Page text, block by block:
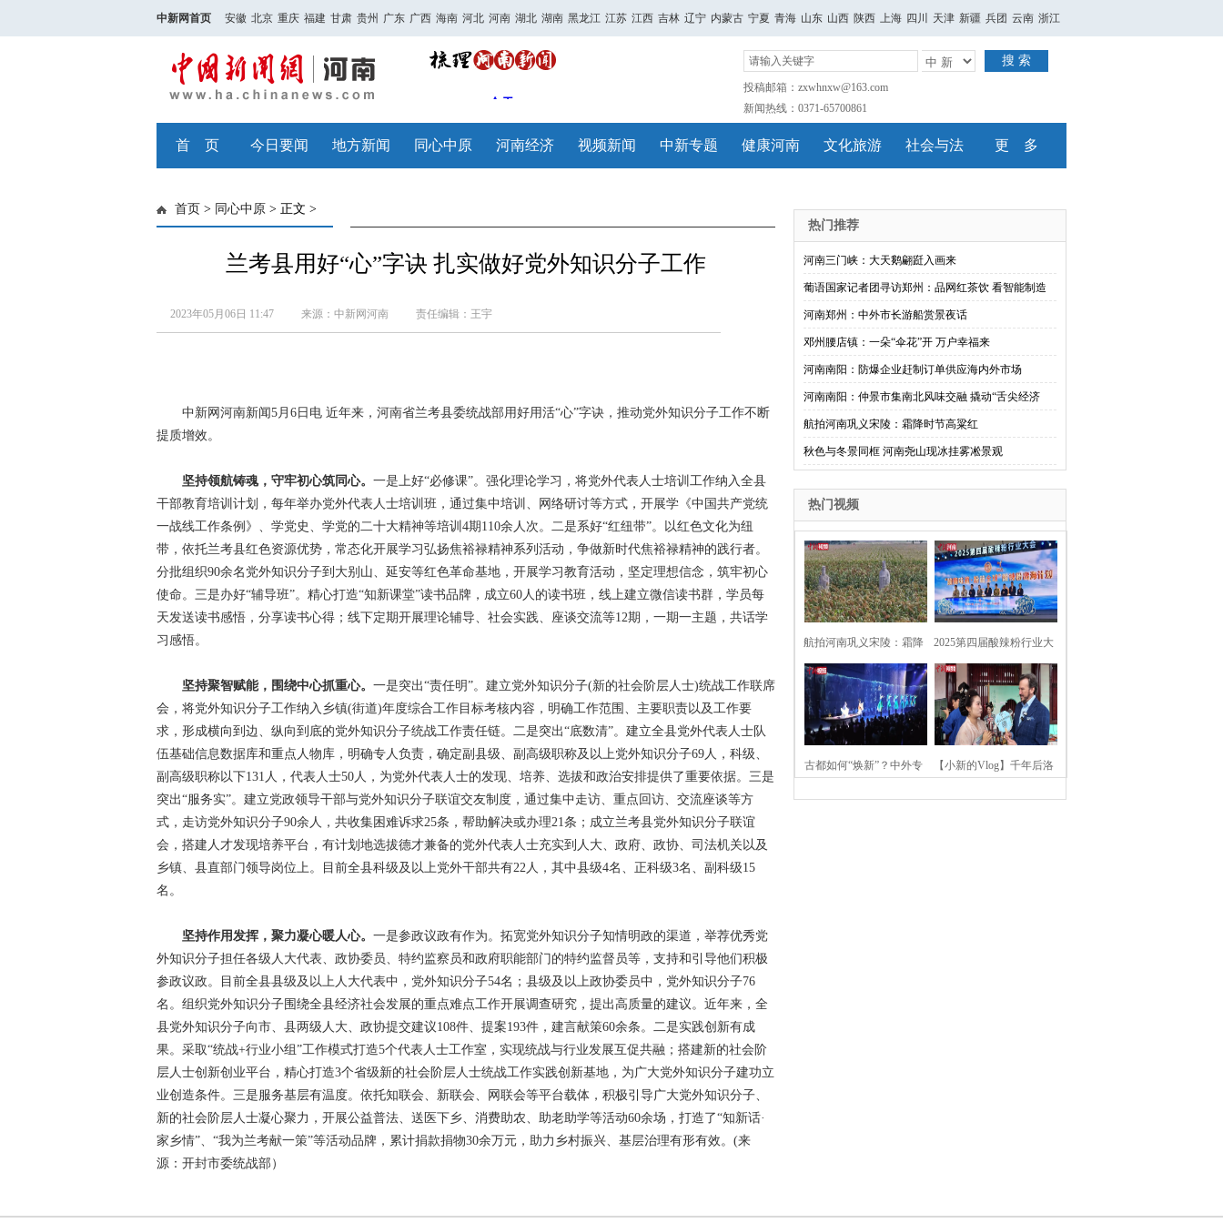
中新网首页 安徽 北京 重庆 福建 甘肃 贵州 广东 广西 海南 河北 河南 湖北 湖南 黑龙江 江苏 江西 吉林 辽宁 内蒙古 宁夏 青海 山东 山西 陕西 上海 四川 天津 新疆 兵团 云南 浙江
搜 索
投稿邮箱：zxwhnxw@163.com
新闻热线：0371-65700861
首 页 今日要闻 地方新闻 同心中原 河南经济 视频新闻 中新专题 健康河南 文化旅游 社会与法 更 多
首页 > 同心中原 > 正文 >
兰考县用好“心”字诀 扎实做好党外知识分子工作
2023年05月06日 11:47 来源：中新网河南 责任编辑：王宇
中新网河南新闻5月6日电 近年来，河南省兰考县委统战部用好用活“心”字诀，推动党外知识分子工作不断
提质增效。
坚持领航铸魂，守牢初心筑同心。 一是上好“必修课”。强化理论学习，将党外代表人士培训工作纳入全县
干部教育培训计划，每年举办党外代表人士培训班，通过集中培训、网络研讨等方式，开展学《中国共产党统
一战线工作条例》、学党史、学党的二十大精神等培训4期110余人次。二是系好“红纽带”。以红色文化为纽
带，依托兰考县红色资源优势，常态化开展学习弘扬焦裕禄精神系列活动，争做新时代焦裕禄精神的践行者。
分批组织90余名党外知识分子到大别山、延安等红色革命基地，开展学习教育活动，坚定理想信念，筑牢初心
使命。三是办好“辅导班”。精心打造“知新课堂”读书品牌，成立60人的读书班，线上建立微信读书群，学员每
天发送读书感悟，分享读书心得；线下定期开展理论辅导、社会实践、座谈交流等12期，一期一主题，共话学
习感悟。
坚持聚智赋能，围绕中心抓重心。 一是突出“责任明”。建立党外知识分子(新的社会阶层人士)统战工作联席
会，将党外知识分子工作纳入乡镇(街道)年度综合工作目标考核内容，明确工作范围、主要职责以及工作要
求，形成横向到边、纵向到底的党外知识分子统战工作责任链。二是突出“底数清”。建立全县党外代表人士队
伍基础信息数据库和重点人物库，明确专人负责，确定副县级、副高级职称及以上党外知识分子69人，科级、
副高级职称以下131人，代表人士50人，为党外代表人士的发现、培养、选拔和政治安排提供了重要依据。三是
突出“服务实”。建立党政领导干部与党外知识分子联谊交友制度，通过集中走访、重点回访、交流座谈等方
式，走访党外知识分子90余人，共收集困难诉求25条，帮助解决或办理21条；成立兰考县党外知识分子联谊
会，搭建人才发现培养平台，有计划地选拔德才兼备的党外代表人士充实到人大、政府、政协、司法机关以及
乡镇、县直部门领导岗位上。目前全县科级及以上党外干部共有22人，其中县级4名、正科级3名、副科级15
名。
坚持作用发挥，聚力凝心暖人心。 一是参政议政有作为。拓宽党外知识分子知情明政的渠道，举荐优秀党
外知识分子担任各级人大代表、政协委员、特约监察员和政府职能部门的特约监督员等，支持和引导他们积极
参政议政。目前全县县级及以上人大代表中，党外知识分子54名；县级及以上政协委员中，党外知识分子76
名。组织党外知识分子围绕全县经济社会发展的重点难点工作开展调查研究，提出高质量的建议。近年来，全
县党外知识分子向市、县两级人大、政协提交建议108件、提案193件，建言献策60余条。二是实践创新有成
果。采取“统战+行业小组”工作模式打造5个代表人士工作室，实现统战与行业发展互促共融；搭建新的社会阶
层人士创新创业平台，精心打造3个省级新的社会阶层人士统战工作实践创新基地，为广大党外知识分子建功立
业创造条件。三是服务基层有温度。依托知联会、新联会、网联会等平台载体，积极引导广大党外知识分子、
新的社会阶层人士凝心聚力，开展公益普法、送医下乡、消费助农、助老助学等活动60余场，打造了“知新话·
家乡情”、“我为兰考献一策”等活动品牌，累计捐款捐物30余万元，助力乡村振兴、基层治理有形有效。(来
源：开封市委统战部）
热门推荐
河南三门峡：大天鹅翩跹入画来
葡语国家记者团寻访郑州：品网红茶饮 看智能制造
河南郑州：中外市长游船赏景夜话
邓州腰店镇：一朵“伞花”开 万户幸福来
河南南阳：防爆企业赶制订单供应海内外市场
河南南阳：仲景市集南北风味交融 撬动“舌尖经济
航拍河南巩义宋陵：霜降时节高粱红
秋色与冬景同框 河南尧山现冰挂雾凇景观
热门视频
航拍河南巩义宋陵：霜降
时节高粱红
2025第四届酸辣粉行业大
会在河南开封举行
古都如何“焕新”？中外专 【小新的Vlog】千年后洛